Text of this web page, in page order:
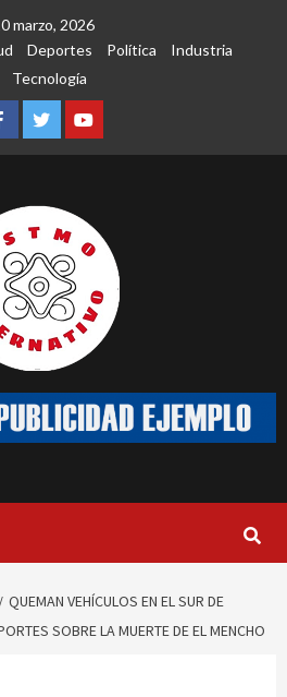
marzo, 2026
Deportes Política
Industria
Tecnología
TwitterYoutube
QUEMAN VEHÍCULOS EN EL SUR DE
SOBRE LA MUERTE DE EL MENCHO